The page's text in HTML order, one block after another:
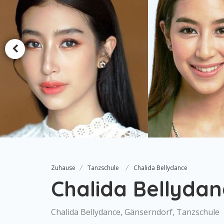
Zuhause Tanzschule Chalida Bellydance
Chalida
Chalida Bellydance, Gänserndorf, Tanzschule